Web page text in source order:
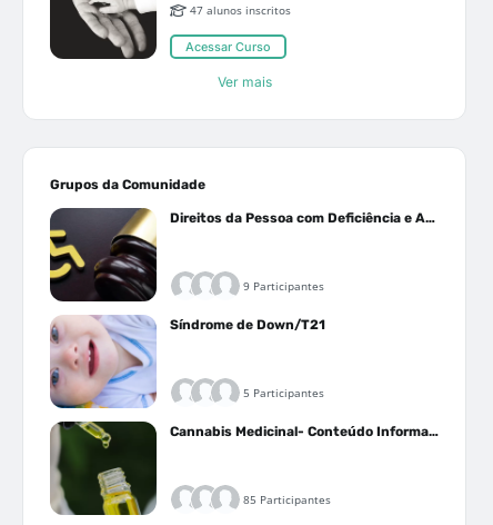
47 alunos inscritos
Acessar Curso
Ver mais
Grupos da Comunidade
Direitos da Pessoa com Deficiência e Autistas
9 Participantes
Síndrome de Down/T21
5 Participantes
Cannabis Medicinal- Conteúdo Informativo
85 Participantes